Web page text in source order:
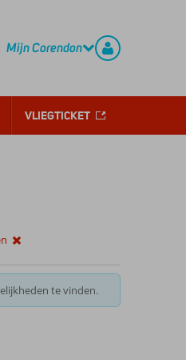
Mijn Corendon
VLIEGTICKET
te vinden.